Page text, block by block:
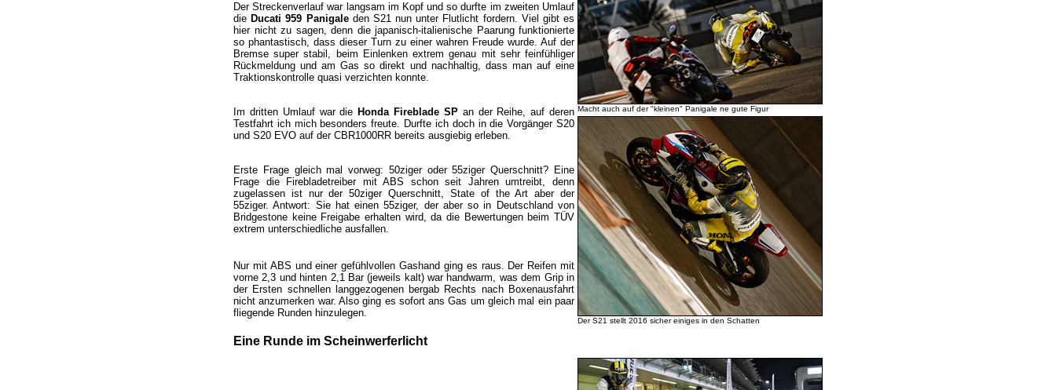
Der Streckenverlauf war langsam im Kopf und so durfte im zweiten Umlauf
die Ducati 959 Panigaleden S21 nun unter Flutlicht fordern. Viel gibt es
hier nicht zu sagen, denn die japanisch-italienische Paarung funktionierte
so phantastisch, dass dieser Turn zu einer wahren Freude wurde. Auf der
Bremse super stabil, beim Einlenken extrem genau mit sehr feinfühliger
Rückmeldung und am Gas so direkt und nachhaltig, dass man auf eine
Traktionskontrolle quasi verzichten konnte.
Macht auch auf der "kleinen" Panigale ne gute Figur
Der S21 stellt 2016 sicher einiges in den Schatten
Im dritten Umlauf war die Honda Fireblade SPan der Reihe, auf deren
Testfahrt ich mich besonders freute. Durfte ich doch in die Vorgänger S20
und S20 EVO auf der CBR1000RR bereits ausgiebig erleben.
Erste Frage gleich mal vorweg: 50ziger oder 55ziger Querschnitt? Eine
Frage die Firebladetreiber mit ABS schon seit Jahren umtreibt, denn
zugelassen ist nur der 50ziger Querschnitt, State of the Art aber der
55ziger. Antwort: Sie hat einen 55ziger, der aber so in Deutschland von
Bridgestone keine Freigabe erhalten wird, da die Bewertungen beim TÜV
extrem unterschiedliche ausfallen.
Nur mit ABS und einer gefühlvollen Gashand ging es raus. Der Reifen mit
vorne 2,3 und hinten 2,1 Bar (jeweils kalt) war handwarm, was dem Grip in
der Ersten schnellen langgezogenen bergab Rechts nach Boxenausfahrt
nicht anzumerken war. Also ging es sofort ans Gas um gleich mal ein paar
fliegende Runden hinzulegen.
Eine Runde im Scheinwerferlicht